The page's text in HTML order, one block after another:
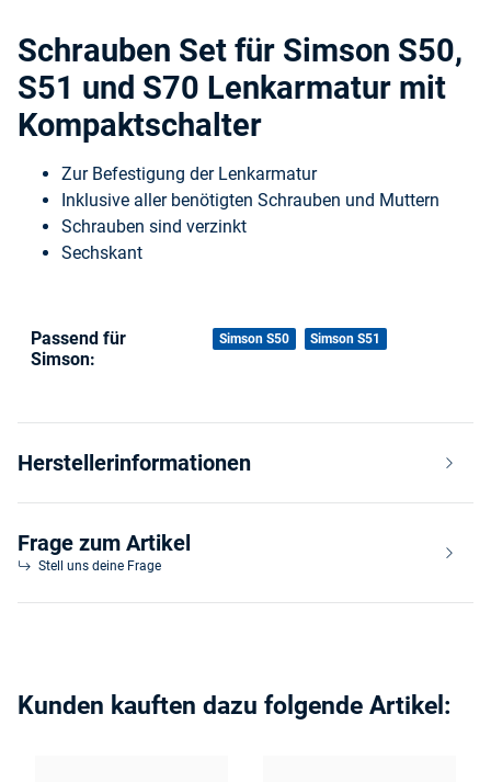
Schrauben Set für Simson S50,
S51 und S70 Lenkarmatur mit
Kompaktschalter
Zur Befestigung der Lenkarmatur
Inklusive aller benötigten Schrauben und Muttern
Schrauben sind verzinkt
Sechskant
Produkteigenschaft
Wert
Passend für
Simson:
Simson S50 Simson S51
Herstellerinformationen
Frage zum Artikel
Stell uns deine Frage
Kunden kauften dazu folgende Artikel: